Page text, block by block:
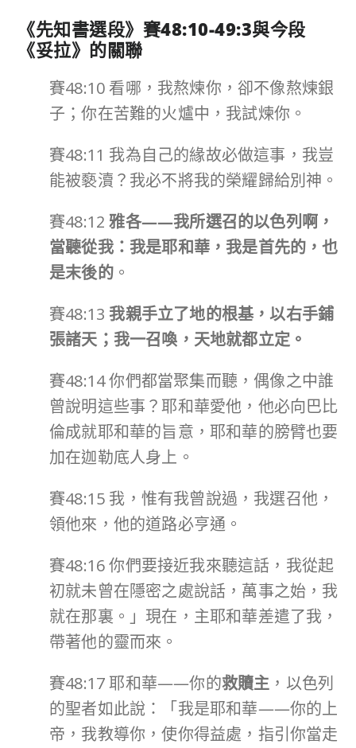
《先知書選段》賽48:10-49:3與今段
《妥拉》的關聯
賽48:10 看哪，我熬煉你，卻不像熬煉銀
子；你在苦難的火爐中，我試煉你。
賽48:11 我為自己的緣故必做這事，我豈
能被褻瀆？我必不將我的榮耀歸給別神。
賽48:12雅各——我所選召的以色列啊，
當聽從我：我是耶和華，我是首先的，也
是末後的。
賽48:13 我親手立了地的根基，以右手鋪
張諸天；我一召喚，天地就都立定。
賽48:14 你們都當聚集而聽，偶像之中誰
曾說明這些事？耶和華愛他，他必向巴比
倫成就耶和華的旨意，耶和華的膀臂也要
加在迦勒底人身上。
賽48:15 我，惟有我曾說過，我選召他，
領他來，他的道路必亨通。
賽48:16 你們要接近我來聽這話，我從起
初就未曾在隱密之處說話，萬事之始，我
就在那裏。」現在，主耶和華差遣了我，
帶著他的靈而來。
賽48:17 耶和華——你的救贖主 ，以色列
的聖者如此說：「我是耶和華——你的上
帝，我教導你，使你得益處，指引你當走